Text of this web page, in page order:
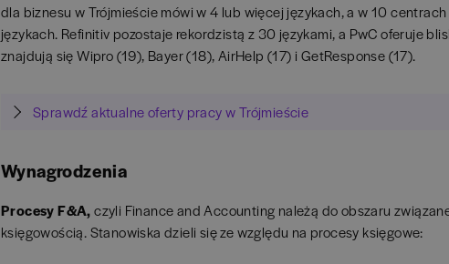
dla biznesu w Trójmieście mówi w 4 lub więcej językach, a w 10
językach. Refinitiv pozostaje rekordzistą z 30 językami, a PwC oferuje
znajdują się Wipro (19), Bayer (18), AirHelp (17) i GetResponse (17).
Sprawdź aktualne oferty pracy w Trójmieście
Wynagrodzenia
Procesy F&A,czyli Finance and Accounting należą do obszaru
księgowością. Stanowiska dzieli się ze względu na procesy księgowe: